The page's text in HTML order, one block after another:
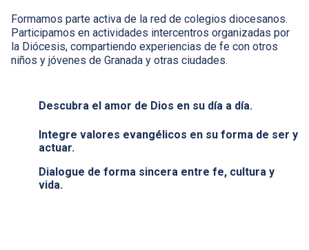
Formamos parte activa de la red de colegios diocesanos.
Participamos en actividades intercentros organizadas por
la Diócesis, compartiendo experiencias de fe con otros
niños y jóvenes de Granada y otras ciudades.
Descubra el amor de Dios en su día a día.
Integre valores evangélicos en su forma de ser y
actuar.
Dialogue de forma sincera entre fe, cultura y
vida.